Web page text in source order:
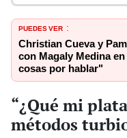
PUEDES VER :
Christian Cueva y
con Magaly Medina
cosas por hablar"
“¿Qué mi
métodos